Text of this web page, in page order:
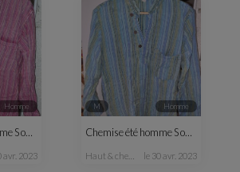
homme
Chemise été homme S ou M rose
avr. 2023
M homme
Chemise été homme S ou M bleu vert
haut & chemise le 30 avr. 2023